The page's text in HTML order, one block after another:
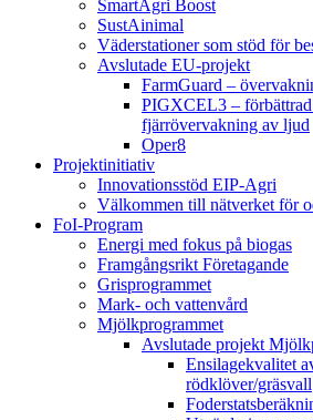
SmartAgri Boost
SustAinimal
Väderstationer som stöd för
Avslutade EU-projekt
FarmGuard –
PIGXCEL3 –
fjärrövervakning av ljud
Oper8
Projektinitiativ
Innovationsstöd EIP-Agri
Välkommen till nätverket för
FoI-Program
Energi med fokus på biogas
Framgångsrikt Företagande
Grisprogrammet
Mark- och vattenvård
Mjölkprogrammet
Avslutade projekt
Ensilagekvalitet
rödklöver/gräsvall